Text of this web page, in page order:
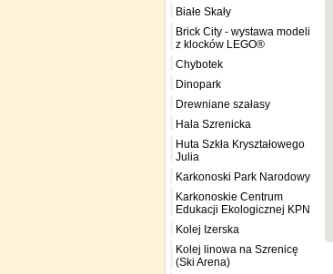
Białe Skały
Brick City - wystawa modeli
z klocków LEGO®
Chybotek
Dinopark
Drewniane szałasy
Hala Szrenicka
Huta Szkła Kryształowego
Julia
Karkonoski Park Narodowy
Karkonoskie Centrum
Edukacji Ekologicznej KPN
Kolej Izerska
Kolej linowa na Szrenicę
(Ski Arena)